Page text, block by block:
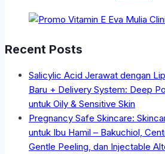
Recent Posts
Salicylic Acid Jerawat dengan
Baru + Delivery System: Deep
untuk Oily & Sensitive Skin
Pregnancy Safe Skincare:
untuk Ibu Hamil – Bakuchiol,
Gentle Peeling, dan Injectable